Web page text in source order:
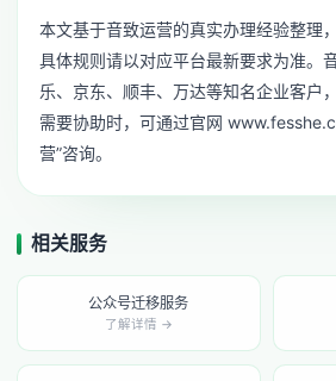
本文基于音致运营的真实办理经验整理
具体规则请以对应平台最新要求为准。
乐、京东、顺丰、万达等知名企业客户
需要协助时，可通过官网
营”咨询。
相关服务
公众号迁移服务
了解详情 →